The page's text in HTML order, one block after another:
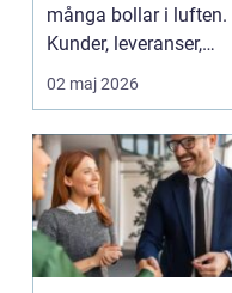
många bollar i luften.
Kunder, leveranser,
personal och m...
02 maj 2026